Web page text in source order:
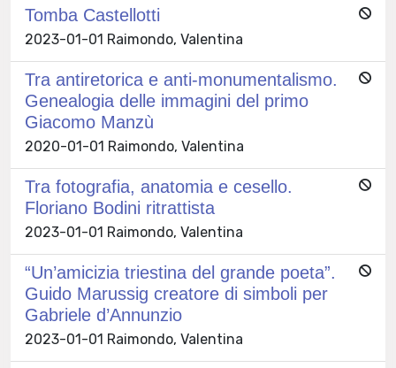
Tomba Castellotti
2023-01-01 Raimondo, Valentina
Tra antiretorica e anti-monumentalismo.
Genealogia delle immagini del primo
Giacomo Manzù
2020-01-01 Raimondo, Valentina
Tra fotografia, anatomia e cesello.
Floriano Bodini ritrattista
2023-01-01 Raimondo, Valentina
“Un’amicizia triestina del grande poeta”.
Guido Marussig creatore di simboli per
Gabriele d’Annunzio
2023-01-01 Raimondo, Valentina